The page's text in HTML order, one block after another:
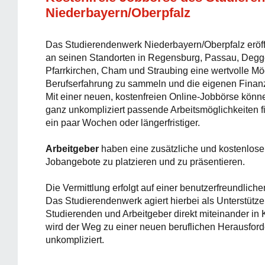
Niederbayern/Oberpfalz
Das Studierendenwerk Niederbayern/Oberpfalz
an seinen Standorten in Regensburg, Passau,
Pfarrkirchen, Cham und Straubing eine wertvolle
Berufserfahrung zu sammeln und die eigenen
Mit einer neuen, kostenfreien Online-Jobbörse
ganz unkompliziert passende Arbeitsmöglichkeiten
ein paar Wochen oder längerfristiger.
Arbeitgeber haben eine zusätzliche und
Jobangebote zu platzieren und zu präsentieren.
Die Vermittlung erfolgt auf einer
Das Studierendenwerk agiert hierbei als
Studierenden und Arbeitgeber direkt miteinander in
wird der Weg zu einer neuen beruflichen
unkompliziert.